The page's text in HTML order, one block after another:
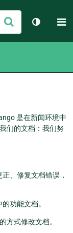
交
切换主
是在新闻环境中
们的文档：我们努
、修复文档错误，
功能文档。
方式修改文档。